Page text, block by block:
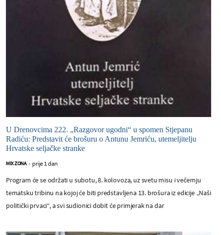
U Drenovcima 222. „Razgovor ugodni“ u spomen Stjepanu
Radiću: Predstavit će brošuru o Antunu Jemriću, utemeljitelju
Hrvatske seljačke stranke
MIX ZONA - prije 1 dan
Program će se održati u subotu, 8. kolovoza, uz svetu misu i večernju
tematsku tribinu na kojoj će biti predstavljena 13. brošura iz edicije „Naši
politički prvaci“, a svi sudionici dobit će primjerak na dar